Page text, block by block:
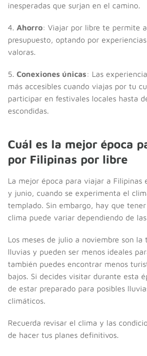
inesperadas que surjan en el camino.
4. Ahorro: Viajar por libre te permite
presupuesto, optando por
valoras.
5. Conexiones únicas: Las
más accesibles cuando viajas por tu
participar en festivales locales hasta
escondidas.
Cuál es la mejor época
por Filipinas por libre
La mejor época para viajar a Filipinas
y junio, cuando se experimenta el
templado. Sin embargo, hay que
clima puede variar dependiendo de
Los meses de julio a noviembre son la
lluvias y pueden ser menos ideales
también puedes encontrar menos
bajos. Si decides visitar durante esta
de estar preparado para posibles
climáticos.
Recuerda revisar el clima y las
de hacer tus planes definitivos.